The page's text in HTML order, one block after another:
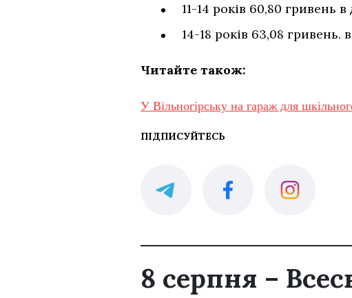
11-14 років 60,80 гривень в
14-18 років 63,08 гривень.
Читайте також:
У Вільногірську на гараж для
ПІДПИСУЙТЕСЬ
8 серпня –